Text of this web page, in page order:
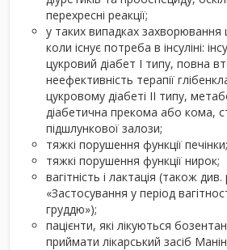
перехресні реакції;
у таких випадках захворювання
коли існує потреба в інсуліні:
цукровий діабет І типу, повна
неефективність терапії
цукровому діабеті ІІ типу,
діабетична прекома або кома,
підшлункової залози;
тяжкі порушення функції печінки;
тяжкі порушення функції нирок;
вагітність і лактація (також див.
«Застосування у період
груддю»);
пацієнти, які лікуються
приймати лікарський засіб